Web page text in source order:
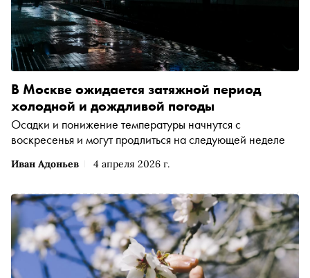
Иван Адоньев 4 апреля 2026 г.
В Москве ожидается затяжной период
холодной и дождливой погоды
Осадки и понижение температуры начнутся с
воскресенья и могут продлиться на следующей неделе